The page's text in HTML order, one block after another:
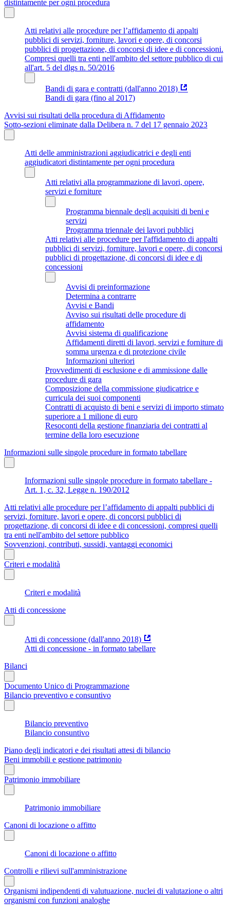
distintamente per ogni procedura
Atti relativi alle procedure per l’affidamento di appalti
pubblici di servizi, forniture, lavori e opere, di concorsi
pubblici di progettazione, di concorsi di idee e di concessioni.
Compresi quelli tra enti nell'ambito del settore pubblico di cui
all'art. 5 del dlgs n. 50/2016
Bandi di gara e contratti (dall'anno 2018)
Bandi di gara (fino al 2017)
Avvisi sui risultati della procedura di Affidamento
Sotto-sezioni eliminate dalla Delibera n. 7 del 17 gennaio 2023
Atti delle amministrazioni aggiudicatrici e degli enti
aggiudicatori distintamente per ogni procedura
Atti relativi alla programmazione di lavori, opere,
servizi e forniture
Programma biennale degli acquisiti di beni e
servizi
Programma triennale dei lavori pubblici
Atti relativi alle procedure per l'affidamento di appalti
pubblici di servizi, forniture, lavori e opere, di concorsi
pubblici di progettazione, di concorsi di idee e di
concessioni
Avvisi di preinformazione
Determina a contrarre
Avvisi e Bandi
Avviso sui risultati delle procedure di
affidamento
Avvisi sistema di qualificazione
Affidamenti diretti di lavori, servizi e forniture di
somma urgenza e di protezione civile
Informazioni ulteriori
Provvedimenti di esclusione e di ammissione dalle
procedure di gara
Composizione della commissione giudicatrice e
curricula dei suoi componenti
Contratti di acquisto di beni e servizi di importo stimato
superiore a 1 milione di euro
Resoconti della gestione finanziaria dei contratti al
termine della loro esecuzione
Informazioni sulle singole procedure in formato tabellare
Informazioni sulle singole procedure in formato tabellare -
Art. 1, c. 32, Legge n. 190/2012
Atti relativi alle procedure per l’affidamento di appalti pubblici di
servizi, forniture, lavori e opere, di concorsi pubblici di
progettazione, di concorsi di idee e di concessioni, compresi quelli
tra enti nell'ambito del settore pubblico
Sovvenzioni, contributi, sussidi, vantaggi economici
Criteri e modalità
Criteri e modalità
Atti di concessione
Atti di concessione (dall'anno 2018)
Atti di concessione - in formato tabellare
Bilanci
Documento Unico di Programmazione
Bilancio preventivo e consuntivo
Bilancio preventivo
Bilancio consuntivo
Piano degli indicatori e dei risultati attesi di bilancio
Beni immobili e gestione patrimonio
Patrimonio immobiliare
Patrimonio immobiliare
Canoni di locazione o affitto
Canoni di locazione o affitto
Controlli e rilievi sull'amministrazione
Organismi indipendenti di valutuazione, nuclei di valutazione o altri
organismi con funzioni analoghe